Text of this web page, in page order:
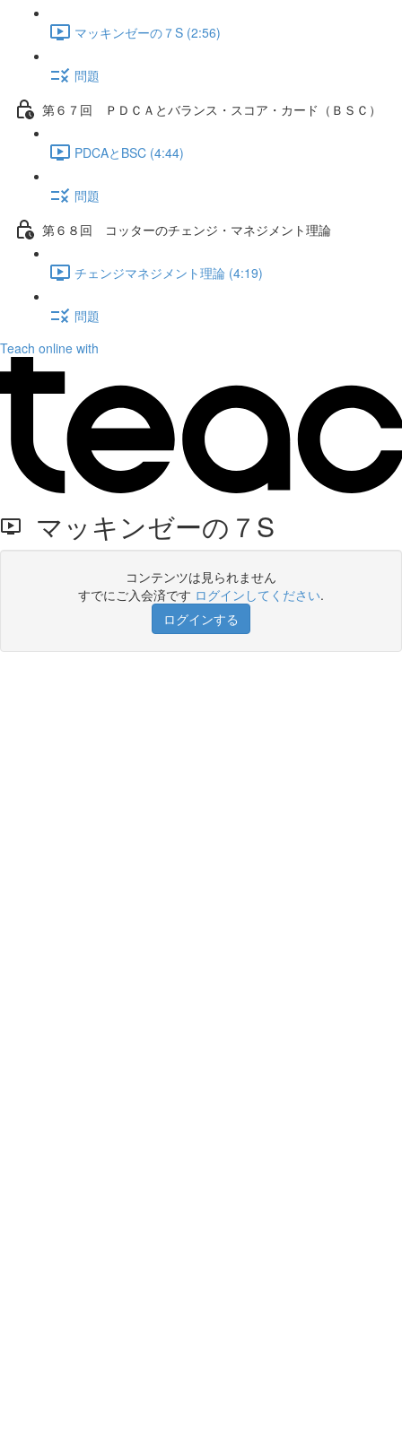
マッキンゼーの７S (2:56)
問題
第６７回 ＰＤＣＡとバランス・スコア・カード（ＢＳＣ）
PDCAとBSC (4:44)
問題
第６８回 コッターのチェンジ・マネジメント理論
チェンジマネジメント理論 (4:19)
問題
Teach online with
マッキンゼーの７S
コンテンツは見られません
すでにご入会済です ログインしてください.
ログインする